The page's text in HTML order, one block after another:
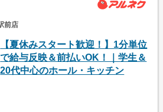
前店
【夏休みスタート歓迎！】1分単位
で給与反映＆前払いOK！｜学生＆
20代中心のホール・キッチン